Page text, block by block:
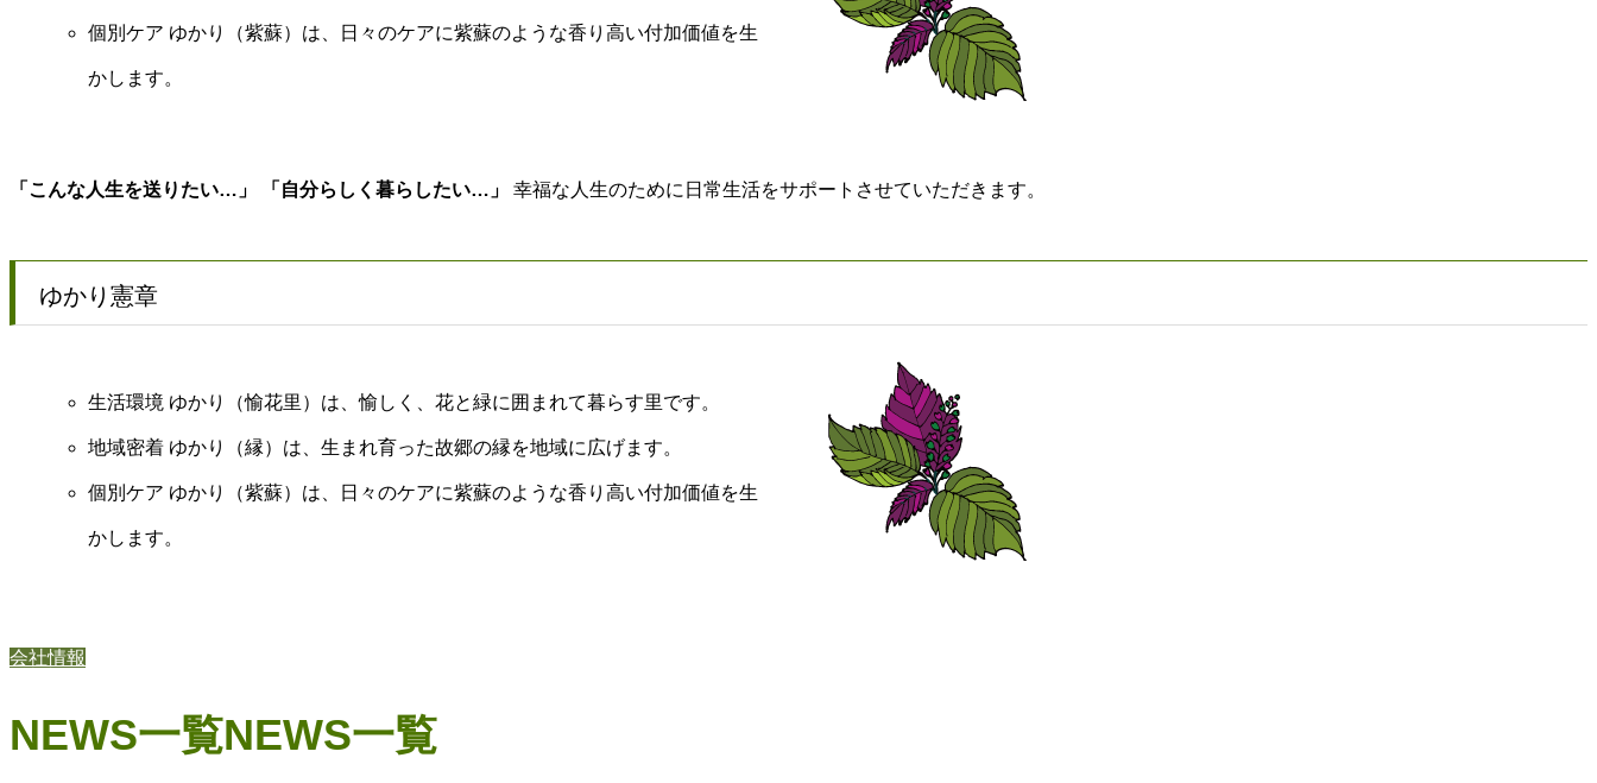
個別ケア ゆかり（紫蘇）は、日々のケアに紫蘇のような香り高い付加価値を生
かします。
「こんな人生を送りたい…」 「自分らしく暮らしたい…」 幸福な人生のために日常生活をサポートさせていただきます。
ゆかり憲章
生活環境 ゆかり（愉花里）は、愉しく、花と緑に囲まれて暮らす里です。
地域密着 ゆかり（縁）は、生まれ育った故郷の縁を地域に広げます。
個別ケア ゆかり（紫蘇）は、日々のケアに紫蘇のような香り高い付加価値を生
かします。
会社情報
NEWS一覧NEWS一覧